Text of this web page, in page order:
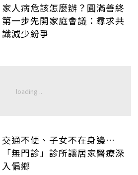
家人病危該怎麼辦？圓滿善終
第一步先開家庭會議：尋求共
識減少紛爭
交通不便、子女不在身邊…
「無門診」診所讓居家醫療深
入偏鄉